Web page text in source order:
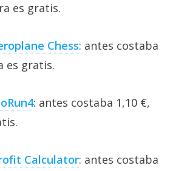
es gratis.
Chess: antes costaba
es gratis.
: antes costaba 1,10 €,
Calculator: antes costaba